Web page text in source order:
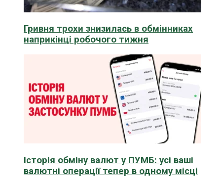
Гривня трохи знизилась в обмінниках
наприкінці робочого тижня
Історія обміну валют у ПУМБ: усі ваші
валютні операції тепер в одному місці